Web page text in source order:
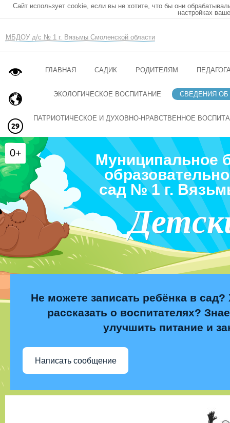
Сайт использует cookie, если вы не хотите, что бы они
настройках
МБДОУ д/с № 1 г. Вязьмы Смоленской области
ГЛАВНАЯ САДИК РОДИТЕЛЯМ
ЭКОЛОГИЧЕСКОЕ ВОСПИТАНИЕ СВЕДЕНИЯ ОБ
ПАТРИОТИЧЕСКОЕ И ДУХОВНО-НРАВСТВЕННОЕ
Муниципальное
сад № 1 г.
Не можете записать ребёнка в сад?
рассказать о воспитателях?
улучшить питание и
Написать сообщение
0+